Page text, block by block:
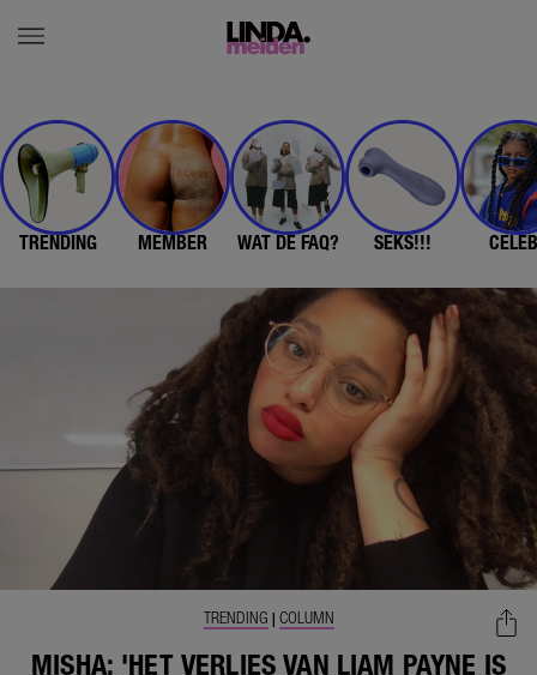
TRENDING MEMBER WAT DE FAQ? SEKS!!!
MISHA: 'HET VERLIES VAN LIAM PAYNE IS
TRENDING | COLUMN